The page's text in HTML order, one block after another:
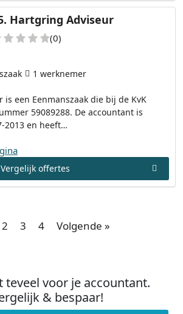
Hartgring Adviseur
(0)
een Eenmanszaak die bij de KvK
59089288. De accountant is
2013 en heeft…
1 werknemer
Vergelijk offertes
2 3 4 Volgende »
teveel voor je accountant.
& bespaar!